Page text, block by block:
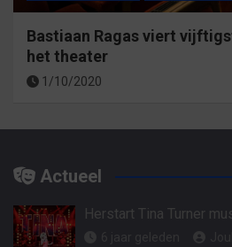
Bastiaan Ragas viert
het theater
1/10/2020
Actueel
Herstart Tina Turner